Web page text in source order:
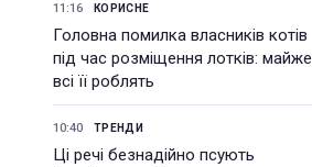
11:16 КОРИСНЕ
Головна помилка власників котів
під час розміщення лотків: майже
всі її роблять
10:40 ТРЕНДИ
Ці речі безнадійно псують